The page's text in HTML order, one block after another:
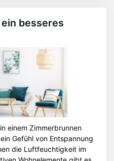
besseres
einem Zimmerbrunnen
Gefühl von Entspannung
die Luftfeuchtigkeit im